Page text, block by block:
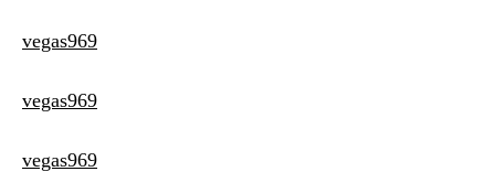
vegas969
vegas969
vegas969